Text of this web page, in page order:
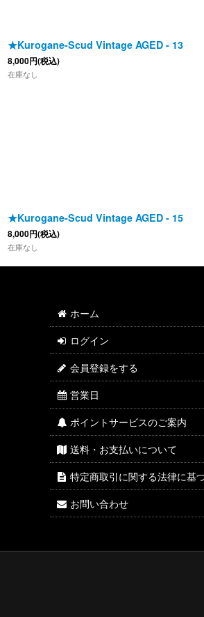
★Kurogane-Scud Vintage AGED - 13
8,000円(税込)
在庫なし
★Kurogane-Scud Vintage AGED - 15
8,000円(税込)
在庫なし
ホーム
ログイン
会員登録をする
営業日
ポイントサービスのご案内
送料・お支払いについて
特定商取引に関する法律に基
お問い合わせ